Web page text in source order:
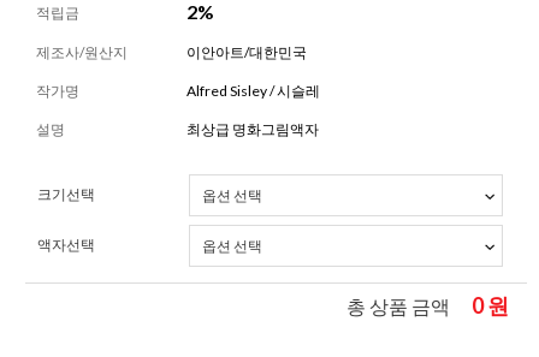
적립금 2%
제조사/원산지 이안아트/대한민국
작가명 Alfred Sisley / 시슬레
설명 최상급 명화그림액자
크기선택
액자선택
총 상품 금액 0원